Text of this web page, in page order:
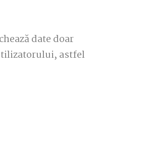
date doar
astfel